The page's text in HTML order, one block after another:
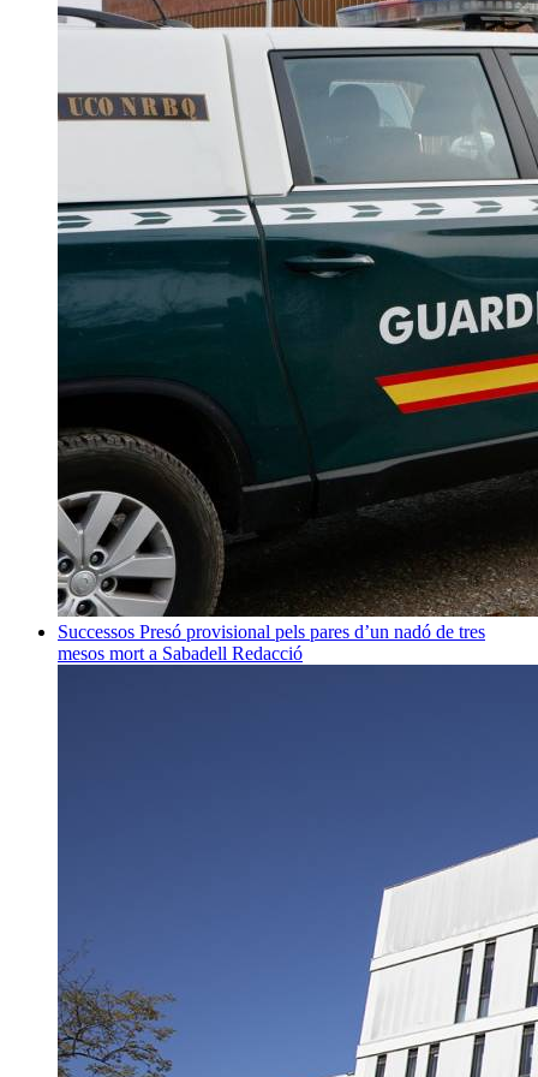
Successos Presó provisional pels pares d’un nadó de tres
mesos mort a Sabadell Redacció